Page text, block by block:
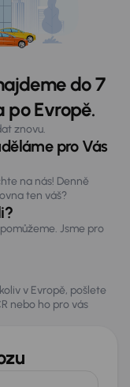
do 7
po Evropě.
znovu.
pro Vás
na nás! Denně
ten váš?
Jsme pro
v Evropě, pošlete
nebo ho pro vás